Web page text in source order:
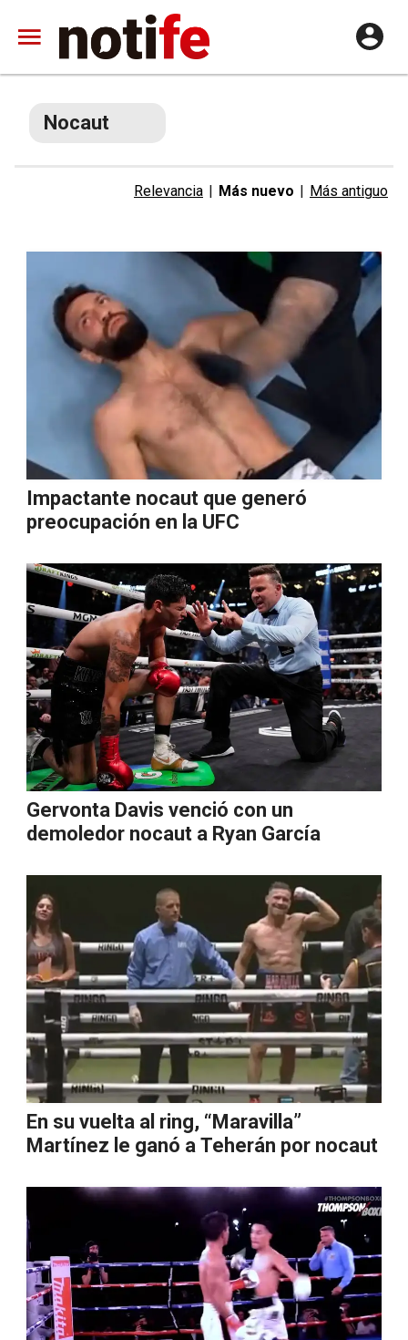
Nocaut
Relevancia | Más nuevo | Más antiguo
Impactante nocaut que generó
preocupación en la UFC
Gervonta Davis venció con un
demoledor nocaut a Ryan García
En su vuelta al ring, “Maravilla”
Martínez le ganó a Teherán por nocaut